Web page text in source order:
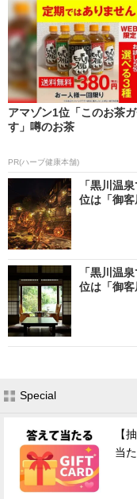
アマゾン1位「このお茶
す」噂のお茶
PR(ハーブ健康本舗)
「黒川温
位は「御
「黒川温
位は「御
Special
【
当